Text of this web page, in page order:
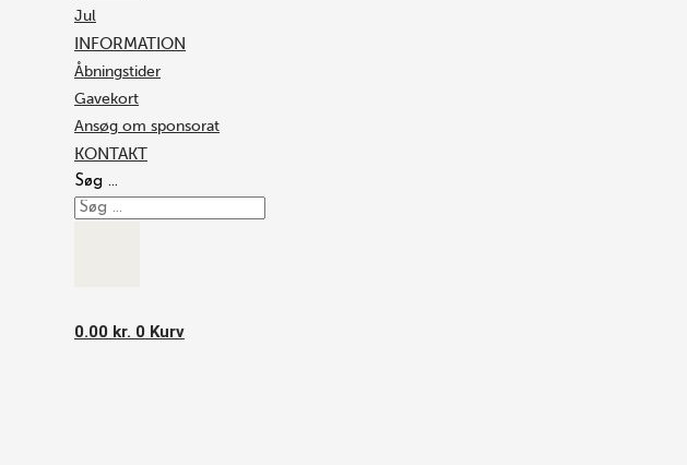
Jul
INFORMATION
Åbningstider
Gavekort
Ansøg om sponsorat
KONTAKT
Søg …
0.00 kr. 0 Kurv